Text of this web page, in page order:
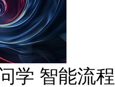
学 智能流